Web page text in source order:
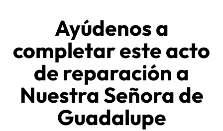
Ayúdenos a
completar este acto
de reparación a
Nuestra Señora de
Guadalupe